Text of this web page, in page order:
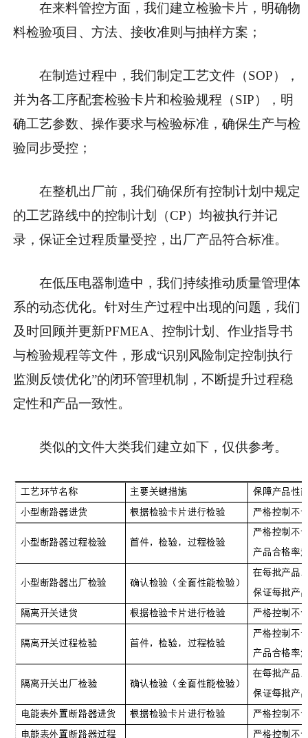
在来料管控方面，我们建立检验卡片 ，明确物
料检验项目、方法、接收准则与抽样方案；
在制造过程中，我们制定工艺文件（SOP）
，
并为各工序配套检验卡片和检验规程（SIP）
，明
确工艺参数、操作要求与检验标准，确保生产与检
验同步受控；
在整机出厂前，我们确保所有控制计划中规定
的工艺路线中的控制计划（CP） 均被执行并记
录，保证全过程质量受控，出厂产品符合标准。
在低压电器制造中，我们持续推动质量管理体
系的动态优化。针对生产过程中出现的问题，我们
及时回顾并更新PFMEA、控制计划、作业指导书
与检验规程等文件，形成“识别风险制定控制执行
监测反馈优化”的闭环管理机制，不断提升过程稳
定性和产品一致性。
类似的文件大类我们建立如下，仅供参考。